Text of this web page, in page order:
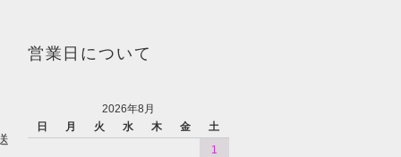
営業日について
2026年8月
日
月 火 水 木 金
土
1